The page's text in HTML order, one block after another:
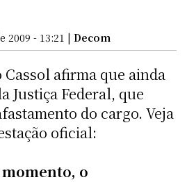
- 13:21 | Decom
afirma que ainda
Justiça Federal, que
do cargo. Veja
oficial:
o